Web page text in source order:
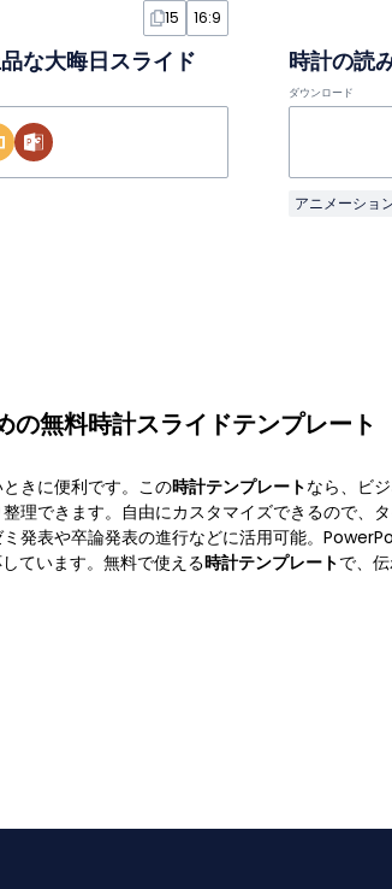
15 16:9
な大晦日スライド 時計の読
ダウンロード
アニメーショ
の無料時計スライドテンプレート
きに便利です。この時計テンプレートなら、ビ
理できます。自由にカスタマイズできるので、
発表や卒論発表の進行などに活用可能。
ています。無料で使える時計テンプレートで、